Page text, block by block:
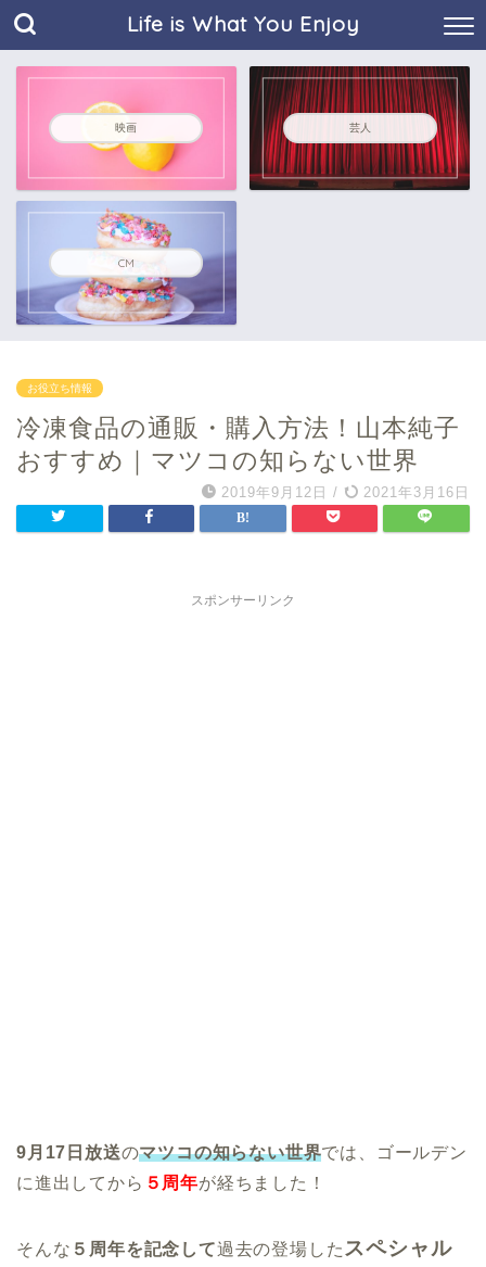
Life is What You Enjoy
映画 芸人
CM
お役立ち情報
冷凍食品の通販・購入方法！山本純子
おすすめ｜マツコの知らない世界
2019年9月12日 / 2021年3月16日
スポンサーリンク
9月17日放送のマツコの知らない世界では、ゴールデン
に進出してから ５周年が経ちました！
そんな ５周年を記念して過去の登場した スペシャル